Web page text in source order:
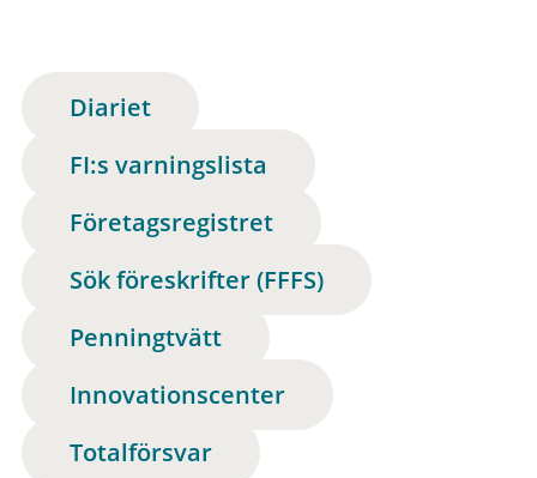
Diariet
FI:s varningslista
Företagsregistret
Sök föreskrifter (FFFS)
Penningtvätt
Innovationscenter
Totalförsvar